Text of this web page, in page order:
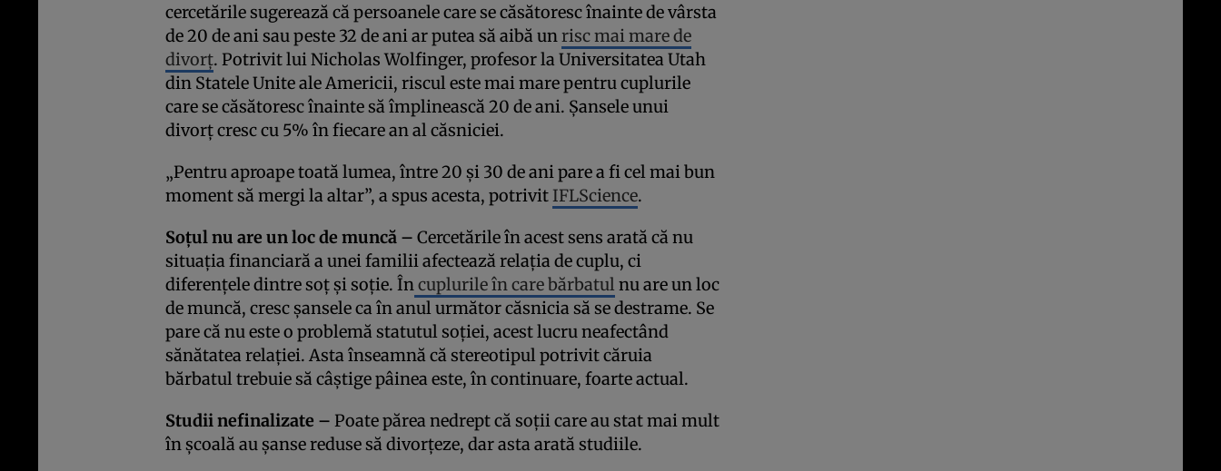
cercetările sugerează că persoanele care se căsătoresc înainte de vârsta
de 20 de ani sau peste 32 de ani ar putea să aibă unrisc mai mare de
divorț. Potrivit lui Nicholas Wolfinger, profesor la Universitatea Utah
din Statele Unite ale Americii, riscul este mai mare pentru cuplurile
care se căsătoresc înainte să împlinească 20 de ani. Șansele unui
divorț cresc cu 5% în fiecare an al căsniciei.
„Pentru aproape toată lumea, între 20 și 30 de ani pare a fi cel mai bun
moment să mergi la altar”, a spus acesta, potrivitIFLScience.
Soțul nu are un loc de muncă – Cercetările în acest sens arată că nu
situația financiară a unei familii afectează relația de cuplu, ci
diferențele dintre soț și soție. Încuplurile în care bărbatul nu are un loc
de muncă, cresc șansele ca în anul următor căsnicia să se destrame. Se
pare că nu este o problemă statutul soției, acest lucru neafectând
sănătatea relației. Asta înseamnă că stereotipul potrivit căruia
bărbatul trebuie să câștige pâinea este, în continuare, foarte actual.
Studii nefinalizate – Poate părea nedrept că soții care au stat mai mult
în școală au șanse reduse să divorțeze, dar asta arată studiile.